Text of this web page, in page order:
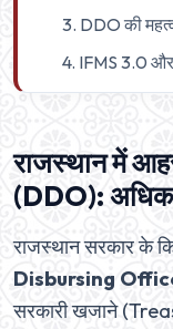
3. DDO की
4. IFMS 3.0
राजस्थान में
(DDO):
राजस्थान सरकार के
Disbursing
सरकारी खजाने